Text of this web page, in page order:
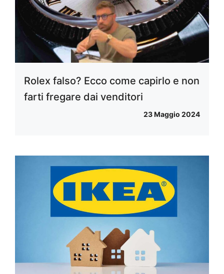
Rolex falso? Ecco come capirlo e non
farti fregare dai venditori
23 Maggio 2024